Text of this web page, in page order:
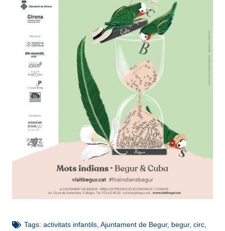
Tags: activitats infantils, Ajuntament de Begur, begur, circ,